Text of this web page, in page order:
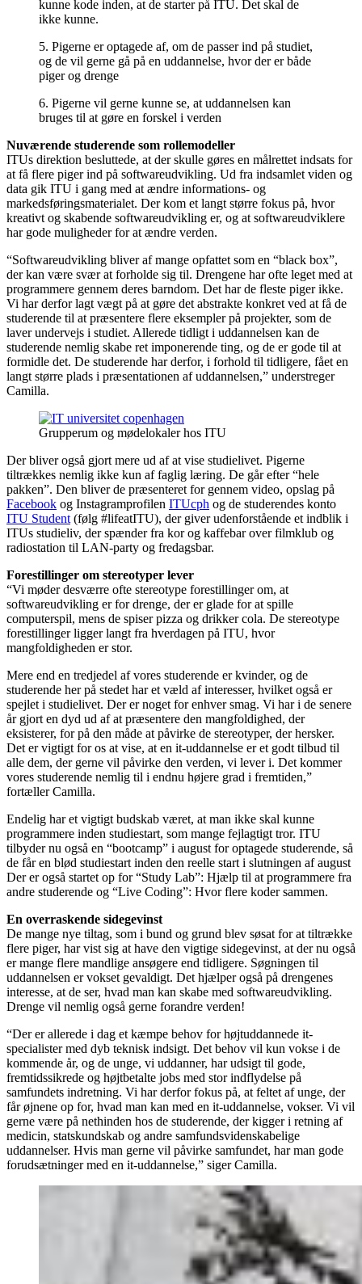
kunne kode inden, at de starter på ITU. Det skal de
ikke kunne.
5. Pigerne er optagede af, om de passer ind på studiet,
og de vil gerne gå på en uddannelse, hvor der er både
piger og drenge
6. Pigerne vil gerne kunne se, at uddannelsen kan
bruges til at gøre en forskel i verden
Nuværende studerende som rollemodeller
ITUs direktion besluttede, at der skulle gøres en målrettet indsats for
at få flere piger ind på softwareudvikling. Ud fra indsamlet viden og
data gik ITU i gang med at ændre informations- og
markedsføringsmaterialet. Der kom et langt større fokus på, hvor
kreativt og skabende softwareudvikling er, og at softwareudviklere
har gode muligheder for at ændre verden.
“Softwareudvikling bliver af mange opfattet som en “black box”,
der kan være svær at forholde sig til. Drengene har ofte leget med at
programmere gennem deres barndom. Det har de fleste piger ikke.
Vi har derfor lagt vægt på at gøre det abstrakte konkret ved at få de
studerende til at præsentere flere eksempler på projekter, som de
laver undervejs i studiet. Allerede tidligt i uddannelsen kan de
studerende nemlig skabe ret imponerende ting, og de er gode til at
formidle det. De studerende har derfor, i forhold til tidligere, fået en
langt større plads i præsentationen af uddannelsen,” understreger
Camilla.
Grupperum og mødelokaler hos ITU
Der bliver også gjort mere ud af at vise studielivet. Pigerne
tiltrækkes nemlig ikke kun af faglig læring. De går efter “hele
pakken”. Den bliver de præsenteret for gennem video, opslag på
Facebook og Instagramprofilen ITUcph og de studerendes konto
ITU Student (følg #lifeatITU), der giver udenforstående et indblik i
ITUs studieliv, der spænder fra kor og kaffebar over filmklub og
radiostation til LAN-party og fredagsbar.
Forestillinger om stereotyper lever
“Vi møder desværre ofte stereotype forestillinger om, at
softwareudvikling er for drenge, der er glade for at spille
computerspil, mens de spiser pizza og drikker cola. De stereotype
forestillinger ligger langt fra hverdagen på ITU, hvor
mangfoldigheden er stor.
Mere end en tredjedel af vores studerende er kvinder, og de
studerende her på stedet har et væld af interesser, hvilket også er
spejlet i studielivet. Der er noget for enhver smag. Vi har i de senere
år gjort en dyd ud af at præsentere den mangfoldighed, der
eksisterer, for på den måde at påvirke de stereotyper, der hersker.
Det er vigtigt for os at vise, at en it-uddannelse er et godt tilbud til
alle dem, der gerne vil påvirke den verden, vi lever i. Det kommer
vores studerende nemlig til i endnu højere grad i fremtiden,”
fortæller Camilla.
Endelig har et vigtigt budskab været, at man ikke skal kunne
programmere inden studiestart, som mange fejlagtigt tror. ITU
tilbyder nu også en “bootcamp” i august for optagede studerende, så
de får en blød studiestart inden den reelle start i slutningen af august
Der er også startet op for “Study Lab”: Hjælp til at programmere fra
andre studerende og “Live Coding”: Hvor flere koder sammen.
En overraskende sidegevinst
De mange nye tiltag, som i bund og grund blev søsat for at tiltrække
flere piger, har vist sig at have den vigtige sidegevinst, at der nu også
er mange flere mandlige ansøgere end tidligere. Søgningen til
uddannelsen er vokset gevaldigt. Det hjælper også på drengenes
interesse, at de ser, hvad man kan skabe med softwareudvikling.
Drenge vil nemlig også gerne forandre verden!
“Der er allerede i dag et kæmpe behov for højtuddannede it-
specialister med dyb teknisk indsigt. Det behov vil kun vokse i de
kommende år, og de unge, vi uddanner, har udsigt til gode,
fremtidssikrede og højtbetalte jobs med stor indflydelse på
samfundets indretning. Vi har derfor fokus på, at feltet af unge, der
får øjnene op for, hvad man kan med en it-uddannelse, vokser. Vi vil
gerne være på nethinden hos de studerende, der kigger i retning af
medicin, statskundskab og andre samfundsvidenskabelige
uddannelser. Hvis man gerne vil påvirke samfundet, har man gode
forudsætninger med en it-uddannelse,” siger Camilla.